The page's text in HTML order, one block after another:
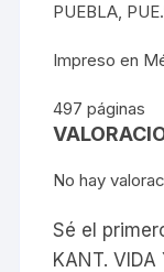
PUEBLA,
Impreso en
497 páginas
No hay
Sé el
KANT. VIDA